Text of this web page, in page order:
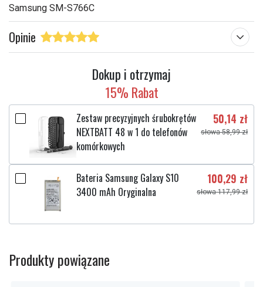
Samsung SM-S766C
Opinie
Dokup i otrzymaj
15% Rabat
Zestaw precyzyjnych śrubokrętów
NEXTBATT 48 w 1 do telefonów
komórkowych
50,14 zł
słowa 58,99 zł
Bateria Samsung Galaxy S10
3400 mAh Oryginalna
100,29 zł
słowa 117,99 zł
Produkty powiązane